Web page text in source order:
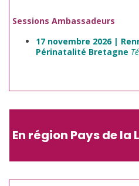
Sessions Ambassadeurs
17 novembre 2026 |
Périnatalité Bretagne
En région Pays de la